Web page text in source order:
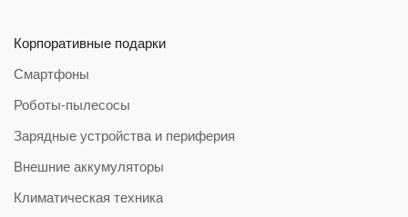
Корпоративные подарки
Смартфоны
Роботы-пылесосы
Зарядные устройства и периферия
Внешние аккумуляторы
Климатическая техника